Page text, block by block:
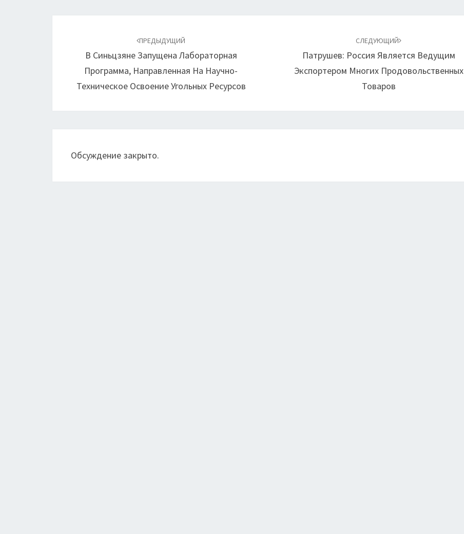
записям
ПРЕДЫДУЩИЙ
В Синьцзяне Запущена Лабораторная
Программа, Направленная На Научно-
Техническое Освоение Угольных Ресурсов
СЛЕДУЮЩИЙ
Патрушев: Россия Является Ведущим
Экспортером Многих Продовольственных
Товаров
Обсуждение закрыто.